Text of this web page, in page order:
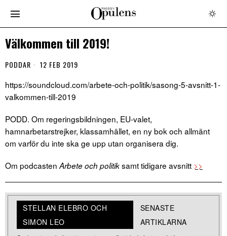
Välkommen till 2019!
PODDAR 12 FEB 2019
https://soundcloud.com/arbete-och-politik/sasong-5-avsnitt-1-
valkommen-till-2019
PODD. Om regeringsbildningen, EU-valet,
hamnarbetarstrejker, klassamhället, en ny bok och allmänt
om varför du inte ska ge upp utan organisera dig.
Om podcasten Arbete och politiksamt tidigare avsnitt >>
STELLAN ELEBRO OCH
SIMON LEO
SENASTE
ARTIKLARNA